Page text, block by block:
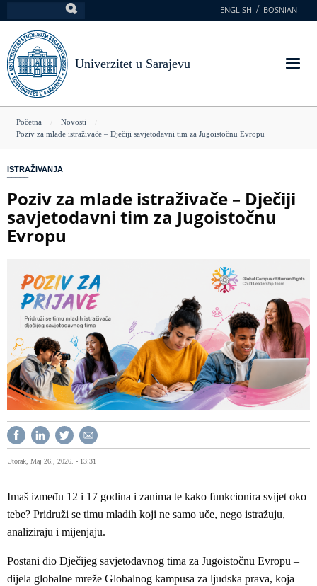
na
glavni
sadržaj
ENGLISH BOSNIAN
Univerzitet u Sarajevu
You
here
Početna
Novosti
Poziv za mlade istraživače – Dječiji savjetodavni tim za Jugoistočnu Evropu
ISTRAŽIVANJA
Poziv za mlade istraživače – Dječiji
savjetodavni tim za Jugoistočnu
Evropu
Utorak, Maj 26., 2026. - 13:31
Imaš između 12 i 17 godina i zanima te kako funkcionira svijet oko
tebe? Pridruži se timu mladih koji ne samo uče, nego istražuju,
analiziraju i mijenjaju.
Postani dio Dječijeg savjetodavnog tima za Jugoistočnu Evropu –
dijela globalne mreže Globalnog kampusa za ljudska prava, koja